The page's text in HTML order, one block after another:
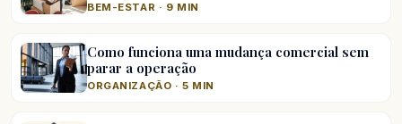
BEM-ESTAR · 9 MIN
Como funciona uma mudança comercial sem
parar a operação
ORGANIZAÇÃO · 5 MIN